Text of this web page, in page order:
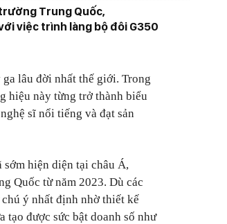
Trung Quốc,
việc trình làng bộ đôi G350
lâu đời nhất thế giới. Trong
hiệu này từng trở thành biểu
sĩ nổi tiếng và đạt sản
hiện diện tại châu Á,
Quốc từ năm 2023. Dù các
ý nhất định nhờ thiết kế
tạo được sức bật doanh số như